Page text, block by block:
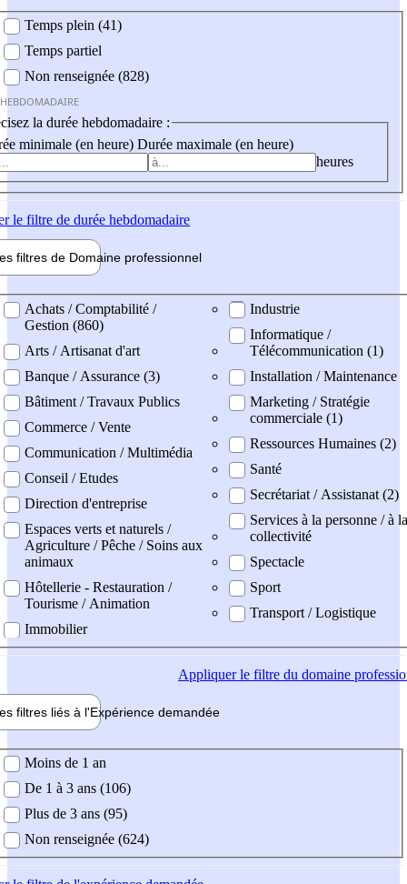
Temps plein (41)
Temps partiel
Non renseignée (828)
la durée hebdomadaire :
minimale (en heure) Durée maximale (en heure)
heures
le filtre de durée hebdomadaire
filtres de Domaine professionnel
professionel
Achats / Comptabilité /
Gestion (860)
Arts / Artisanat d'art
Banque / Assurance (3)
Bâtiment / Travaux Publics
Commerce / Vente
Communication / Multimédia
Conseil / Etudes
Direction d'entreprise
Espaces verts et naturels /
Agriculture / Pêche / Soins aux
animaux
Hôtellerie - Restauration /
Tourisme / Animation
Immobilier
Industrie
Informatique /
Télécommunication (1)
Installation / Maintenance
Marketing / Stratégie
commerciale (1)
Ressources Humaines (2)
Santé
Secrétariat / Assistanat (2)
Services à la personne / à la
collectivité
Spectacle
Sport
Transport / Logistique
Appliquerle filtre du domaine
filtres liés à l'Expérience demandée
demandée
Moins de 1 an
De 1 à 3 ans (106)
Plus de 3 ans (95)
Non renseignée (624)